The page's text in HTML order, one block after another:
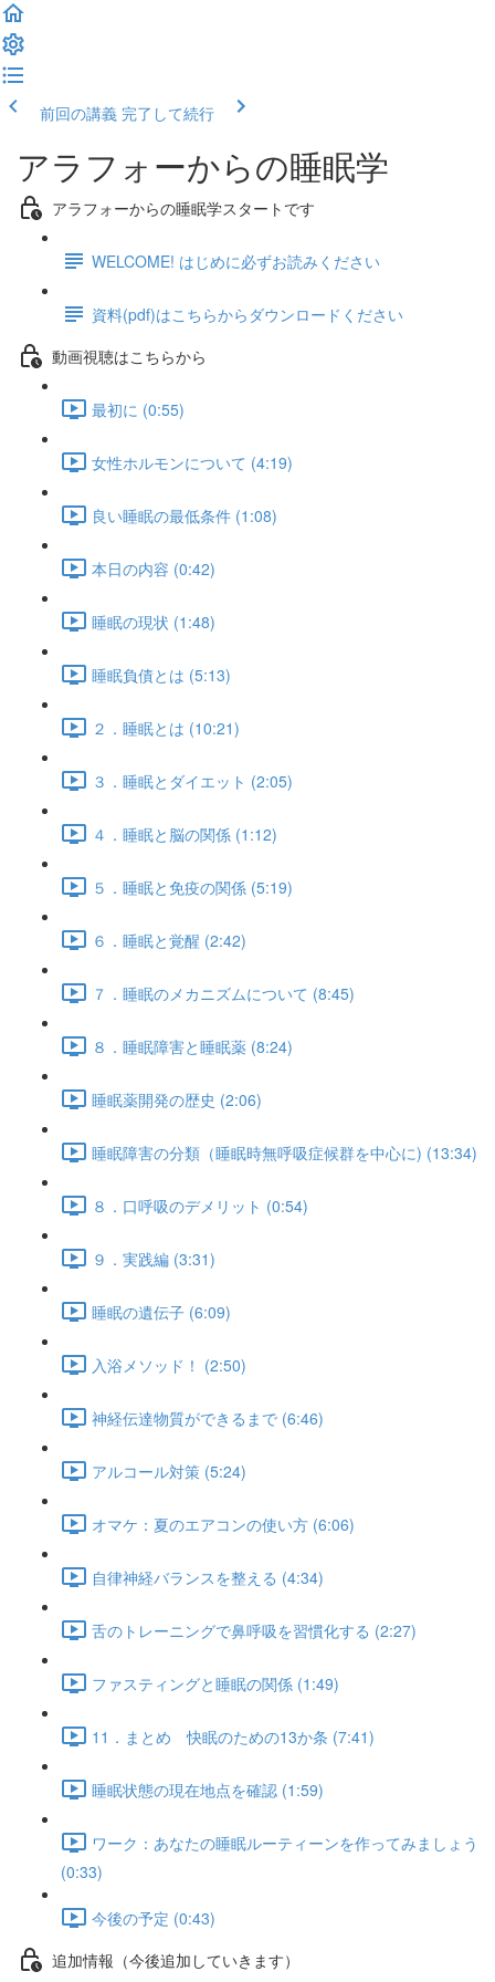
前回の講義 完了して続行
アラフォーからの睡眠学
アラフォーからの睡眠学スタートです
WELCOME! はじめに必ずお読みください
資料(pdf)はこちらからダウンロードください
動画視聴はこちらから
最初に (0:55)
女性ホルモンについて (4:19)
良い睡眠の最低条件 (1:08)
本日の内容 (0:42)
睡眠の現状 (1:48)
睡眠負債とは (5:13)
２．睡眠とは (10:21)
３．睡眠とダイエット (2:05)
４．睡眠と脳の関係 (1:12)
５．睡眠と免疫の関係 (5:19)
６．睡眠と覚醒 (2:42)
７．睡眠のメカニズムについて (8:45)
８．睡眠障害と睡眠薬 (8:24)
睡眠薬開発の歴史 (2:06)
睡眠障害の分類（睡眠時無呼吸症候群を中心に) (13:34)
８．口呼吸のデメリット (0:54)
９．実践編 (3:31)
睡眠の遺伝子 (6:09)
入浴メソッド！ (2:50)
神経伝達物質ができるまで (6:46)
アルコール対策 (5:24)
オマケ：夏のエアコンの使い方 (6:06)
自律神経バランスを整える (4:34)
舌のトレーニングで鼻呼吸を習慣化する (2:27)
ファスティングと睡眠の関係 (1:49)
11．まとめ 快眠のための13か条 (7:41)
睡眠状態の現在地点を確認 (1:59)
ワーク：あなたの睡眠ルーティーンを作ってみましょう
(0:33)
今後の予定 (0:43)
追加情報（今後追加していきます）